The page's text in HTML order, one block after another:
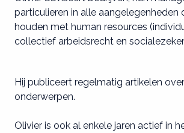
particulieren in alle aangelegenheden
houden met human resources
collectief arbeidsrecht en
Hij publiceert regelmatig artikelen
onderwerpen.
Olivier is ook al enkele jaren actief in